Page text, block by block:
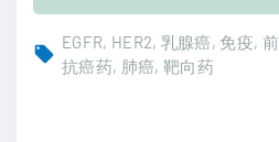
EGFR HER2 乳腺癌 免疫
抗癌药 肺癌 靶向药